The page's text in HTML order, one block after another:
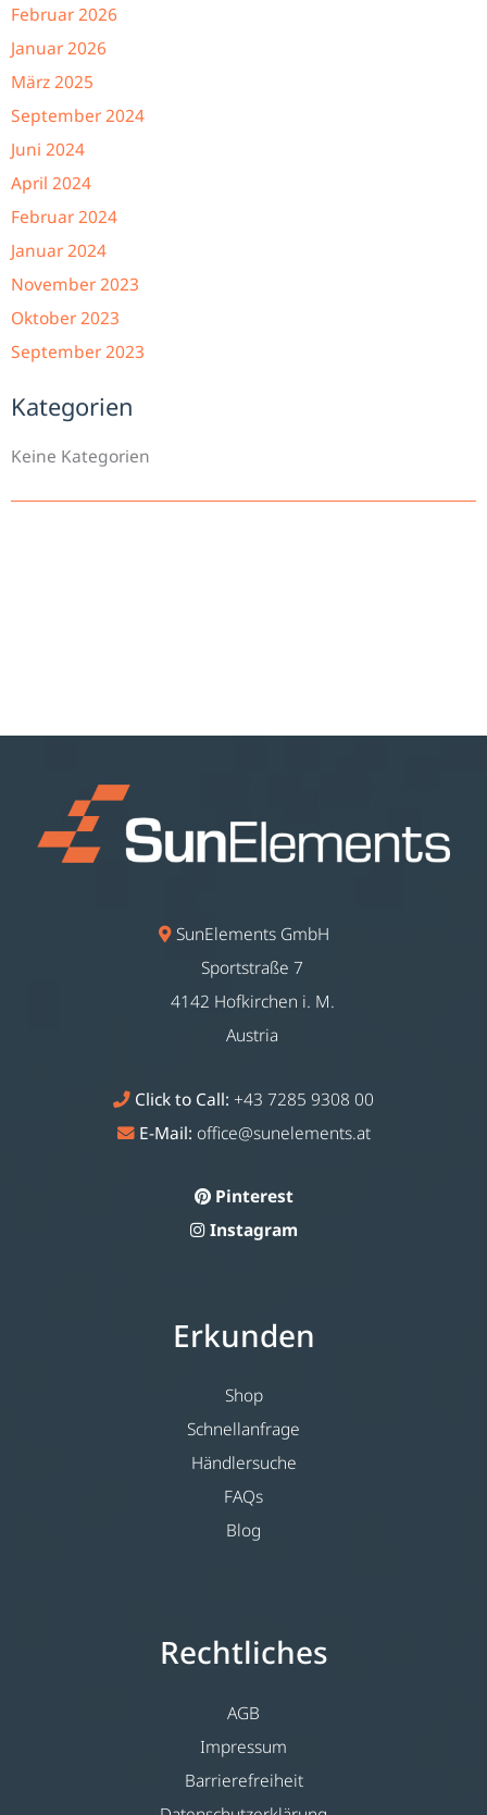
Februar 2026
Januar 2026
März 2025
September 2024
Juni 2024
April 2024
Februar 2024
Januar 2024
November 2023
Oktober 2023
September 2023
Kategorien
Keine Kategorien
SunElements GmbH
Sportstraße 7
4142 Hofkirchen i. M.
Austria
Click to Call: +43 7285 9308 00
E-Mail: office@sunelements.at
Pinterest
Instagram
Erkunden
Shop
Schnellanfrage
Händlersuche
FAQs
Blog
Rechtliches
AGB
Impressum
Barrierefreiheit